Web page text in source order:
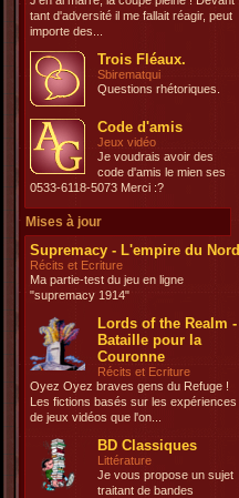
tant d'adversité il me fallait réagir, peut
importe des...
Trois Fléaux.
Sbirematqui
Questions rhétoriques.
Code d'amis
Jeux vidéo
Je voudrais avoir des
code d'amis le mien ses
0533-6118-5073 Merci :?
Mises à jour
Supremacy - L'empire du Nord
Récits et Ecriture
Ma partie-test du jeu en ligne
"supremacy 1914"
Lords of the Realm -
Bataille pour la
Couronne
Récits et Ecriture
Oyez Oyez braves gens du Refuge !
Les fictions basés sur les expériences
de jeux vidéos que l'on...
BD Classiques
Littérature
Je vous propose un sujet
traitant de bandes